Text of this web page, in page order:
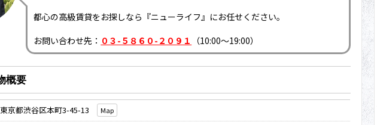
都心の高級賃貸をお探しなら『ニューライフ』にお任せください。
お問い合わせ先： ０３-５８６０-２０９１ （10:00～19:00）
概要
東京都渋谷区本町3-45-13 Map